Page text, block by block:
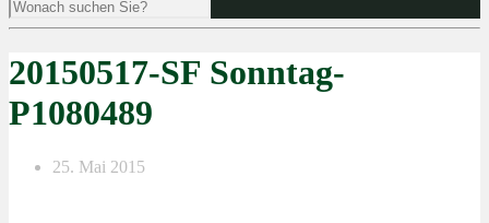
20150517-SF Sonntag-
P1080489
25. Mai 2015